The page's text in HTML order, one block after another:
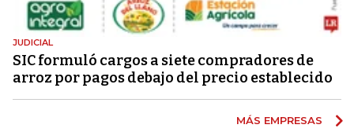
JUDICIAL
SIC formuló cargos a siete compradores de
arroz por pagos debajo del precio establecido
MÁS EMPRESAS